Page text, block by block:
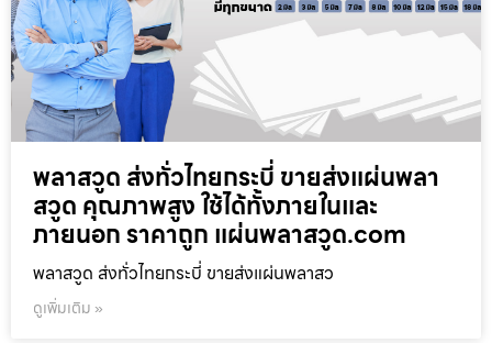
พลาสวูด ส่งทั่วไทยกระบี่ ขายส่งแผ่นพลา
สวูด คุณภาพสูง ใช้ได้ทั้งภายในและ
ภายนอก ราคาถูก แผ่นพลาสวูด.com
พลาสวูด ส่งทั่วไทยกระบี่ ขายส่งแผ่นพลาสว
ดูเพิ่มเติม »